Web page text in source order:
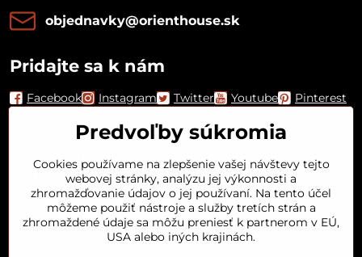
objednavky​@orienthouse​.sk
Pridajte sa k nám
Facebook Instagram Twitter Youtube Pinterest
Predvoľby súkromia
Cookies používame na zlepšenie vašej návštevy tejto
webovej stránky, analýzu jej výkonnosti a
zhromažďovanie údajov o jej používaní. Na tento účel
môžeme použiť nástroje a služby tretích strán a
zhromaždené údaje sa môžu preniesť k partnerom v EÚ,
USA alebo iných krajinách.